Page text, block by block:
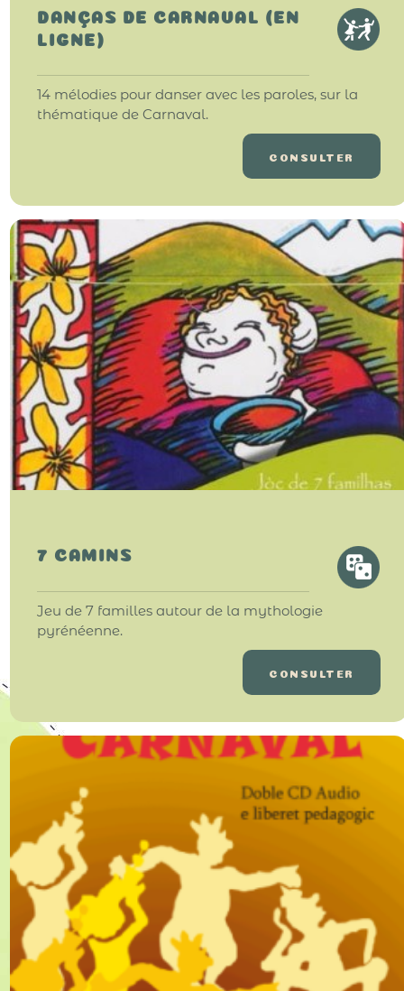
DANÇAS DE CARNAVAL (EN
LIGNE)
14 mélodies pour danser avec les paroles, sur la
thématique de Carnaval.
CONSULTER
7 CAMINS
Jeu de 7 familles autour de la mythologie
pyrénéenne.
CONSULTER